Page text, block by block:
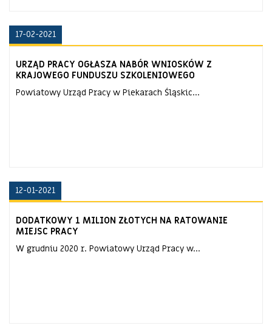
17-02-2021
URZĄD PRACY OGŁASZA NABÓR WNIOSKÓW Z
KRAJOWEGO FUNDUSZU SZKOLENIOWEGO
Powiatowy Urząd Pracy w Piekarach Śląskic...
12-01-2021
DODATKOWY 1 MILION ZŁOTYCH NA RATOWANIE
MIEJSC PRACY
W grudniu 2020 r. Powiatowy Urząd Pracy w...